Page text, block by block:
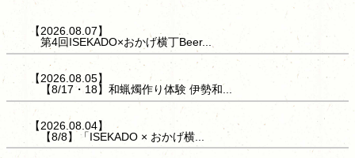
【2026.08.07】
第4回ISEKADO×おかげ横丁Beer...
【2026.08.05】
【8/17・18】和蝋燭作り体験 伊勢和...
【2026.08.04】
【8/8】「ISEKADO × おかげ横...